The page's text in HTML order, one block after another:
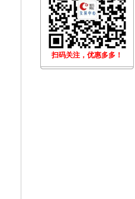
扫码关注，优惠多多！